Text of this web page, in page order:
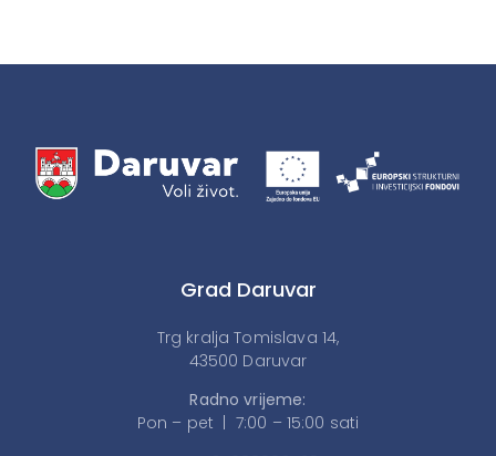
Grad Daruvar
Trg kralja Tomislava 14,
43500 Daruvar
Radno vrijeme:
Pon – pet | 7:00 – 15:00 sati